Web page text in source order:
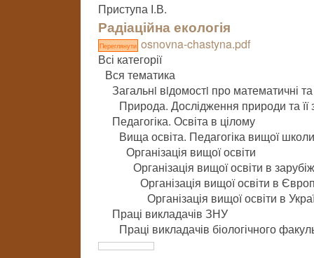
Приступа І.В.
Радіаційна екологія
Переглянути osnovna-chastyna.pdf
Всі категорії
Вся тематика
Загальнi вiдомостi про математичні
Природа. Дослідження природи та
Педагогіка. Освіта в цілому
Вища освіта. Педагогіка вищої школи
Організація вищої освіти
Організація вищої освіти в
Організація вищої освіти в
Організація вищої освіти в
Праці викладачів ЗНУ
Праці викладачів біологічного